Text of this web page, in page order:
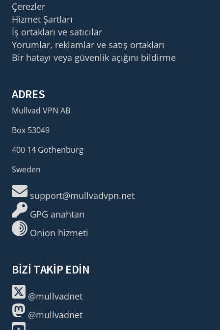
Çerezler
Hizmet Şartları
İş ortakları ve satıcılar
Yorumlar, reklamlar ve satış ortakları
Bir hatayı veya güvenlik açığını bildirme
ADRES
Mullvad VPN AB
Box 53049
400 14 Gothenburg
Sweden
support@mullvadvpn.net
GPG anahtarı
Onion hizmeti
BIZI TAKIP EDIN
@mullvadnet
@mullvadnet